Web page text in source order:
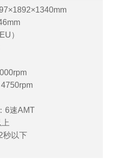
）
6速AMT
秒以下